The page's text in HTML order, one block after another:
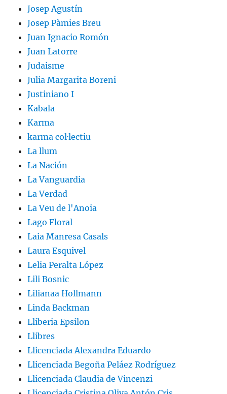
Josep Agustín
Josep Pàmies Breu
Juan Ignacio Romón
Juan Latorre
Judaisme
Julia Margarita Boreni
Justiniano I
Kabala
Karma
karma col·lectiu
La llum
La Nación
La Vanguardia
La Verdad
La Veu de l'Anoia
Lago Floral
Laia Manresa Casals
Laura Esquivel
Lelia Peralta López
Lili Bosnic
Lilianaa Hollmann
Linda Backman
Lliberia Epsilon
Llibres
Llicenciada Alexandra Eduardo
Llicenciada Begoña Peláez Rodríguez
Llicenciada Claudia de Vincenzi